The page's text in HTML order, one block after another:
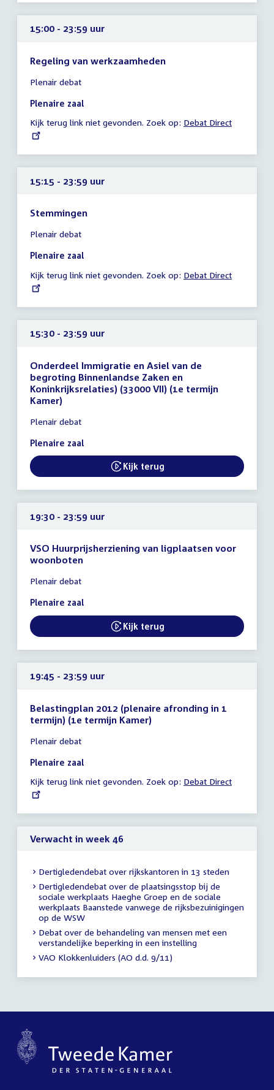
15:00 - 23:59 uur
Regeling van werkzaamheden
vergadering
15:00
23:59
uur
Plenair debat
Plenaire zaal
Kijk terug link niet gevonden. Zoek op: External
Debat Direct
15:15 - 23:59 uur
Stemmingen
vergadering
15:15
23:59
uur
Plenair debat
Plenaire zaal
Kijk terug link niet gevonden. Zoek op: External
Debat Direct
15:30 - 23:59 uur
Onderdeel Immigratie en Asiel van de
begroting Binnenlandse Zaken en
Koninkrijksrelaties) (33000 VII) (1e termijn
Kamer)
vergadering
15:30
23:59
uur
Plenair debat
Plenaire zaal
External link:
Kijk terug
19:30 - 23:59 uur
VSO Huurprijsherziening van ligplaatsen voor
woonboten
vergadering
19:30
23:59
uur
Plenair debat
Plenaire zaal
External link:
Kijk terug
19:45 - 23:59 uur
Belastingplan 2012 (plenaire afronding in 1
termijn) (1e termijn Kamer)
vergadering
19:45
23:59
uur
Plenair debat
Plenaire zaal
Kijk terug link niet gevonden. Zoek op: External
Debat Direct
Verwacht in week 46
Dertigledendebat over rijkskantoren in 13 steden
Dertigledendebat over de plaatsingsstop bij de
sociale werkplaats Haeghe Groep en de sociale
werkplaats Baanstede vanwege de rijksbezuinigingen
op de WSW
Debat over de behandeling van mensen met een
verstandelijke beperking in een instelling
VAO Klokkenluiders (AO d.d. 9/11)